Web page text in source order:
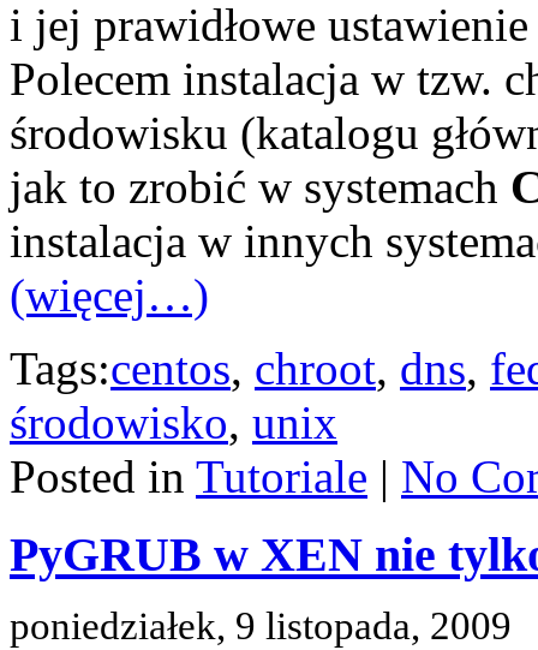
i jej prawidłowe
Polecem instalacja w tzw.
środowisku (katalogu
jak to zrobić w systemach
instalacja w innych
(więcej…)
Tags:centos, chroot, dns,
środowisko, unix
Posted in Tutoriale | No
PyGRUB w XEN nie
poniedziałek, 9 listopada, 2009